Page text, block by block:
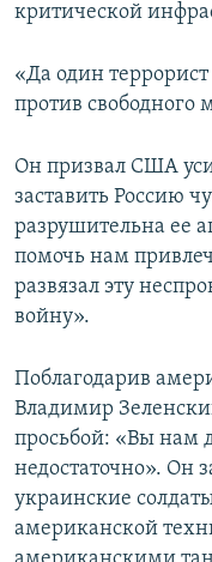
критической
«Да один
против свободного
Он призвал США
заставить Россию
разрушительна ее
помочь нам
развязал эту
войну».
Поблагодарив
Владимир
просьбой: «Вы нам
недостаточно». Он
украинские
американской